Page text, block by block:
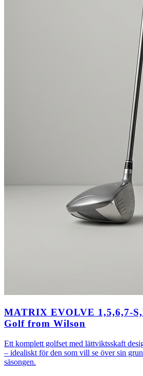
MATRIX EVOLVE 1,5,6,7-
Golf from Wilson
Ett komplett golfset med lättviktsskaft
– idealiskt för den som vill se över sin
säsongen.